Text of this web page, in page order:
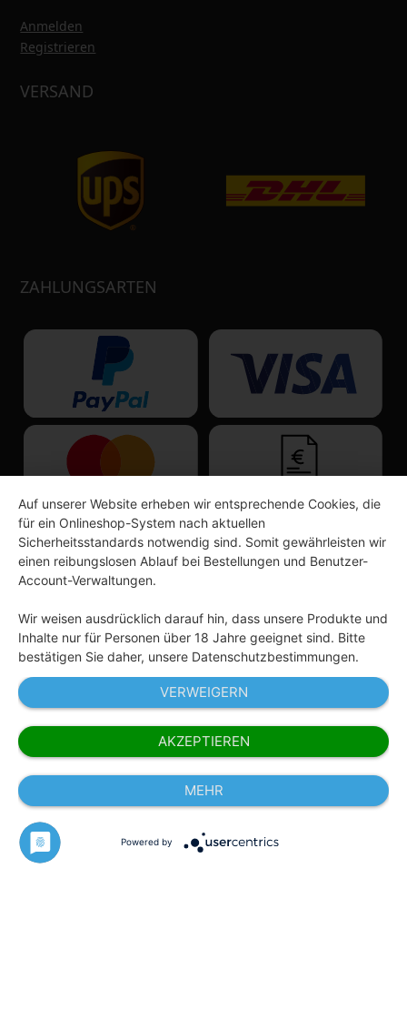
Anmelden
Registrieren
VERSAND
ZAHLUNGSARTEN
* Alle angezeigten Preise inkl. gesetzl. MwSt. zzgl.
Versandkosten und ggf. Nachnahmegebühren.
© 2026 Happy People GmbH - Liquids für eZigaretten.
Made in Germany. Alle Rechte vorbehalten.
Jugendschutz
AGB Datenschutz
Auf unserer Website erheben wir entsprechende Cookies, die
für ein Onlineshop-System nach aktuellen
Sicherheitsstandards notwendig sind. Somit gewährleisten wir
einen reibungslosen Ablauf bei Bestellungen und Benutzer-
Account-Verwaltungen.
Wir weisen ausdrücklich darauf hin, dass unsere Produkte und
Inhalte nur für Personen über 18 Jahre geeignet sind. Bitte
bestätigen Sie daher, unsere Datenschutzbestimmungen.
VERWEIGERN
AKZEPTIEREN
MEHR
Powered by